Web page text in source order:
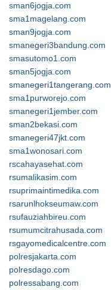
sman6jogja.com
sma1magelang.com
sman9jogja.com
smanegeri3bandung.com
smasutomo1.com
sman5jogja.com
smanegeri1tangerang.com
sma1purworejo.com
smanegeri1jember.com
sman2bekasi.com
smanegeri47jkt.com
sma1wonosari.com
rscahayasehat.com
rsumalikasim.com
rsuprimaintimedika.com
rsarunlhokseumaw.com
rsufauziahbireu.com
rsumumcitrahusada.com
rsgayomedicalcentre.com
polresjakarta.com
polresdago.com
polressabang.com